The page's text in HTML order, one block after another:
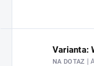
Varianta:
NA DOTAZ |